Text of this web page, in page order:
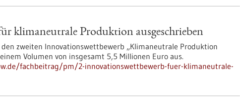
klimaneutrale Produktion ausgeschrieben
zweiten Innovationswettbewerb „Klimaneutrale Produktion
Volumen von insgesamt 5,5 Millionen Euro aus.
fachbeitrag/pm/2-innovationswettbewerb-fuer-klimaneutrale-